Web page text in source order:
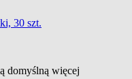
30 szt.
domyślną więcej